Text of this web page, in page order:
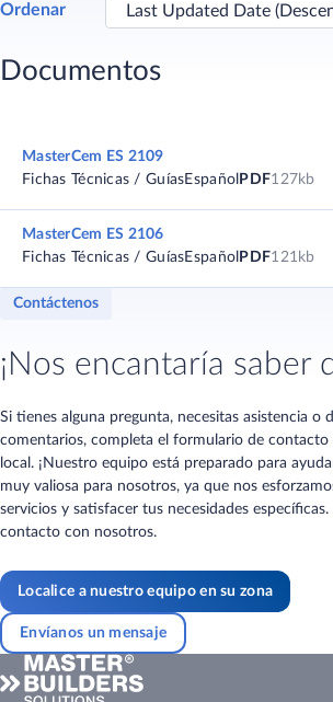
Ordenar
Documentos
MasterCem ES 2109
Fichas Técnicas / GuíasEspañol PDF127kb
MasterCem ES 2106
Fichas Técnicas / GuíasEspañol PDF121kb
Contáctenos
¡Nos encantaría saber
Si tienes alguna pregunta, necesitas asistencia o
comentarios, completa el formulario de
local. ¡Nuestro equipo está preparado para
muy valiosa para nosotros, ya que nos
servicios y satisfacer tus necesidades
contacto con nosotros.
Localice a nuestro equipo en su zona
Envíanos un mensaje